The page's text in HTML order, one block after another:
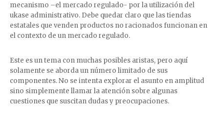
mecanismo –el mercado regulado- por la utilización del
ukase administrativo. Debe quedar claro que las tiendas
estatales que venden productos no racionados funcionan en
el contexto de un mercado regulado.
Este es un tema con muchas posibles aristas, pero aquí
solamente se aborda un número limitado de sus
componentes. No se intenta explorar el asunto en amplitud
sino simplemente llamar la atención sobre algunas
cuestiones que suscitan dudas y preocupaciones.